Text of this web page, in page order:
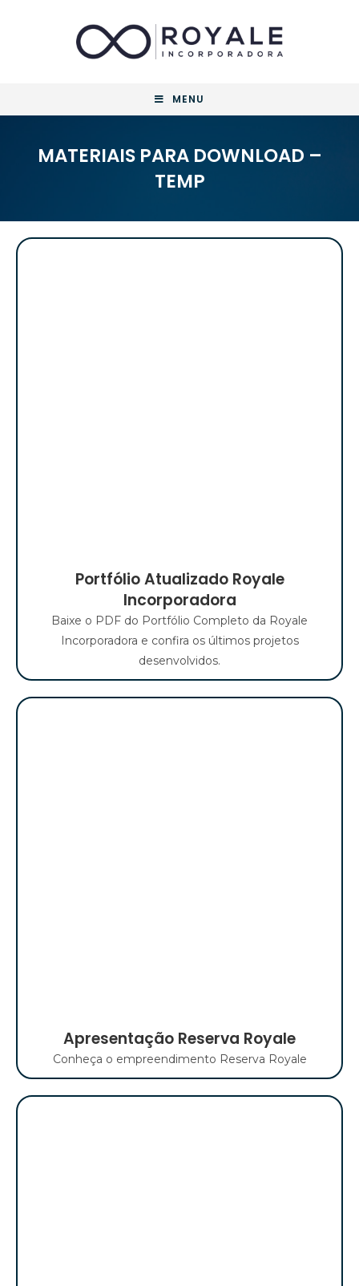
MENU
MATERIAIS PARA DOWNLOAD –
TEMP
Portfólio Atualizado Royale
Incorporadora​
Baixe o PDF do Portfólio Completo da Royale
Incorporadora e confira os últimos projetos
desenvolvidos.
Apresentação Reserva Royale
Conheça o empreendimento Reserva Royale